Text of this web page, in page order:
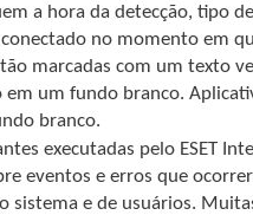
a hora da detecção, tipo
no momento em
marcadas com um texto
um fundo branco.
branco.
executadas pelo ESET
eventos e erros que
sistema e de usuários.